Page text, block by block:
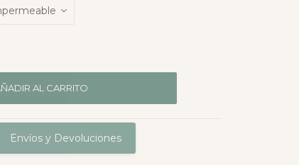
AL CARRITO
Envíos y Devoluciones